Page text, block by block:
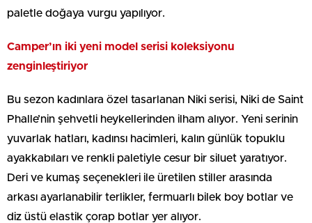
paletle doğaya vurgu yapılıyor.
Camper’ın iki yeni model serisi koleksiyonu
zenginleştiriyor
Bu sezon kadınlara özel tasarlanan Niki serisi, Niki de Saint
Phalle’nin şehvetli heykellerinden ilham alıyor. Yeni serinin
yuvarlak hatları, kadınsı hacimleri, kalın günlük topuklu
ayakkabıları ve renkli paletiyle cesur bir siluet yaratıyor.
Deri ve kumaş seçenekleri ile üretilen stiller arasında
arkası ayarlanabilir terlikler, fermuarlı bilek boy botlar ve
diz üstü elastik çorap botlar yer alıyor.